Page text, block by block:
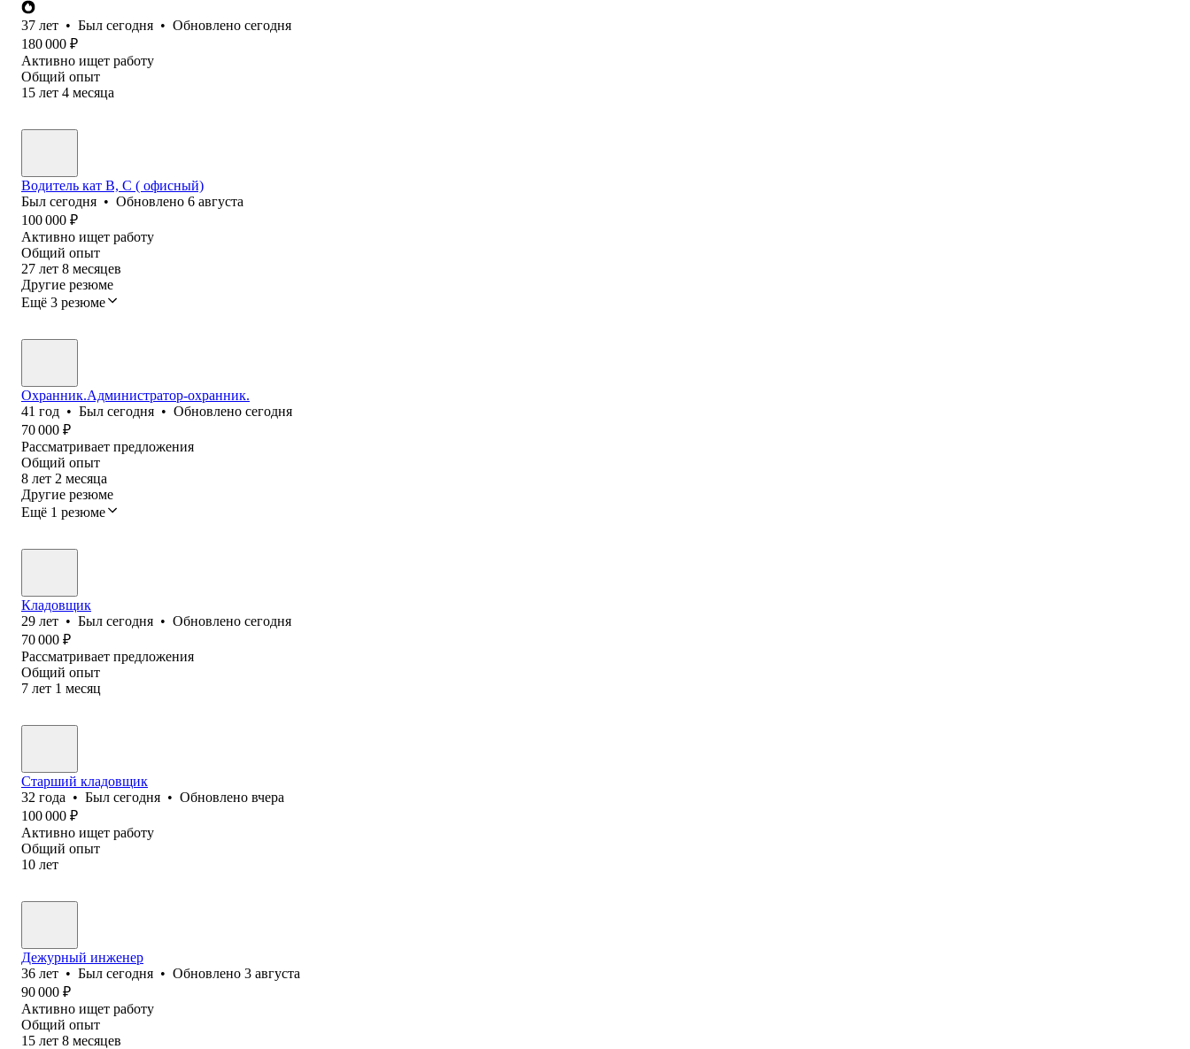
37 лет • Был сегодня • Обновлено сегодня
180 000 ₽
Активно ищет работу
Общий опыт
15 лет 4 месяца
Водитель кат В, С ( офисный)
Был сегодня • Обновлено 6 августа
100 000 ₽
Активно ищет работу
Общий опыт
27 лет 8 месяцев
Другие резюме
Ещё 3 резюме
Охранник.Администратор-охранник.
41 год • Был сегодня • Обновлено сегодня
70 000 ₽
Рассматривает предложения
Общий опыт
8 лет 2 месяца
Другие резюме
Ещё 1 резюме
Кладовщик
29 лет • Был сегодня • Обновлено сегодня
70 000 ₽
Рассматривает предложения
Общий опыт
7 лет 1 месяц
Старший кладовщик
32 года • Был сегодня • Обновлено вчера
100 000 ₽
Активно ищет работу
Общий опыт
10 лет
Дежурный инженер
36 лет • Был сегодня • Обновлено 3 августа
90 000 ₽
Активно ищет работу
Общий опыт
15 лет 8 месяцев